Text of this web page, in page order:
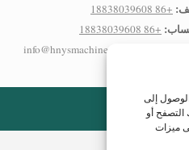
إلى
التصفح أو
ميزات
+86 18838039608
+86 18838039608
info@hnysmachinery.com